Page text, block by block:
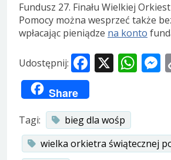
Fundusz 27. Finału Wielkiej
Pomocy można wesprzeć także
wpłacając pieniądze na konto
Udostępnij: X
Share
Tagi:
bieg dla wośp
wielka orkietra świątecznej